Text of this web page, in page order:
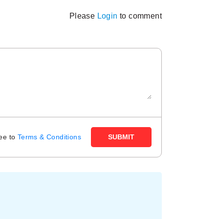
Please Login to comment
to Terms & Conditions SUBMIT